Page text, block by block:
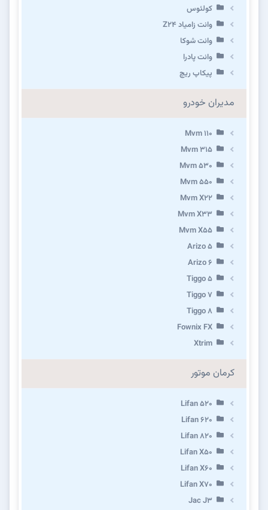
كولئوس
وانت زامیاد Z24
وانت شوکا
وانت پادرا
پیکاپ ریچ
مدیران خودرو
Mvm 110
Mvm 315
Mvm 530
Mvm 550
Mvm X22
Mvm X33
Mvm X55
Arizo 5
Arizo 6
Tiggo 5
Tiggo 7
Tiggo 8
Fownix FX
Xtrim
کرمان موتور
Lifan 520
Lifan 620
Lifan 820
Lifan X50
Lifan X60
Lifan X70
Jac J3